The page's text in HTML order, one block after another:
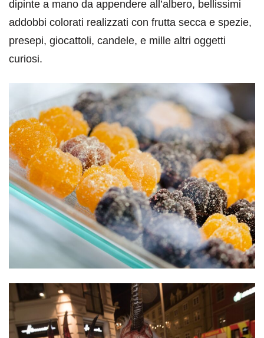
dipinte a mano da appendere all’albero, bellissimi
addobbi colorati realizzati con frutta secca e spezie,
presepi, giocattoli, candele, e mille altri oggetti
curiosi.